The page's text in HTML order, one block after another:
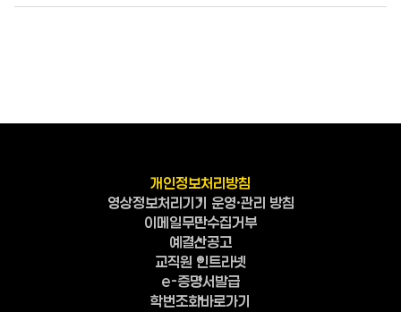
개인정보처리방침
영상정보처리기기 운영·관리 방침
이메일무단수집거부
예결산공고
교직원 인트라넷
e-증명서발급
학번조회바로가기